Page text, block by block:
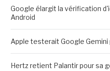
Google élargit la vérification
Android
Apple testerait Google Gemini
Hertz retient Palantir pour sa